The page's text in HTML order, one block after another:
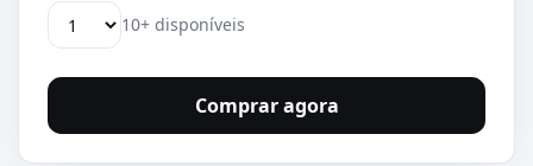
10+ disponíveis
Comprar agora